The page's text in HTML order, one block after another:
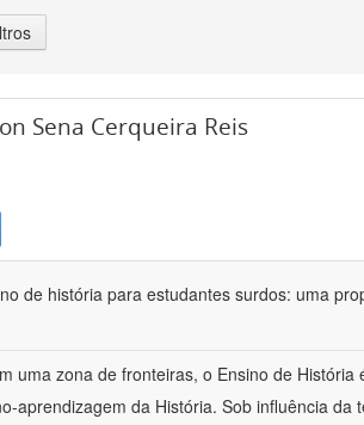
Sena Cerqueira Reis
de história para estudantes surdos: uma
uma zona de fronteiras, o Ensino de
aprendizagem da História. Sob influência da